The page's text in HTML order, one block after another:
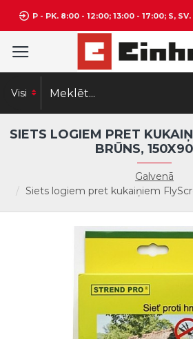
P - PK. 8:00 - 12:00; 13:00 - 17:00; S,
Visi
Galvenā
Siets logiem pret kukaiņiem
SIETS LOGIEM PRET
BRŪNS,